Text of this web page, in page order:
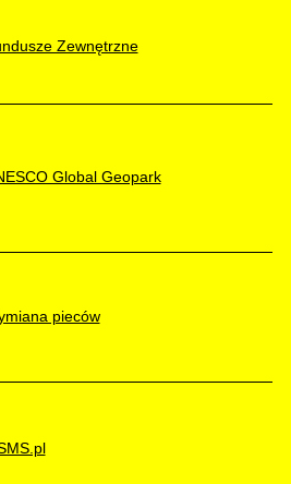
Zewnętrzne
Global Geopark
pieców